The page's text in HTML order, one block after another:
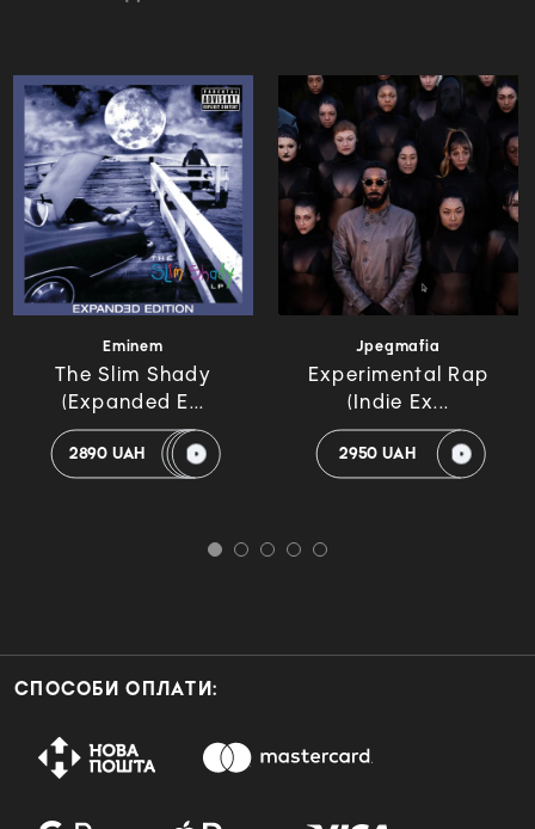
Eminem
The Slim Shady
(Expanded E...
2890 UAH
Jpegmafia
Experimental Rap
(Indie Ex...
2950 UAH
СПОСОБИ ОПЛАТИ: